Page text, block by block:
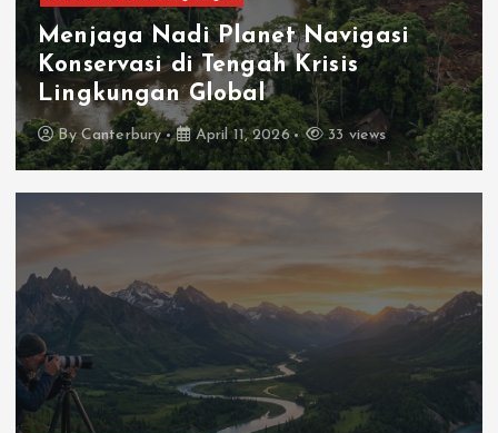
Menjaga Nadi Planet Navigasi
Konservasi di Tengah Krisis
Lingkungan Global
ByCanterbury April 11, 2026 33 views